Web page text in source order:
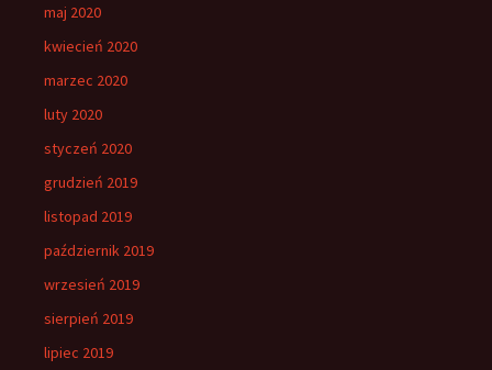
maj 2020
kwiecień 2020
marzec 2020
luty 2020
styczeń 2020
grudzień 2019
listopad 2019
październik 2019
wrzesień 2019
sierpień 2019
lipiec 2019